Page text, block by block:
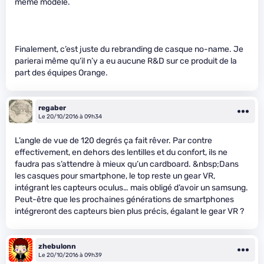
même modèle.
Finalement, c’est juste du rebranding de casque no-name. Je
parierai même qu’il n’y a eu aucune R&D sur ce produit de la
part des équipes Orange.
regaber
Le 20/10/2016 à 09h34
L’angle de vue de 120 degrés ça fait rêver. Par contre
effectivement, en dehors des lentilles et du confort, ils ne
faudra pas s’attendre à mieux qu’un cardboard. &nbsp;Dans
les casques pour smartphone, le top reste un gear VR,
intégrant les capteurs oculus… mais obligé d’avoir un samsung.
Peut-être que les prochaines générations de smartphones
intégreront des capteurs bien plus précis, égalant le gear VR ?
zhebulonn
Le 20/10/2016 à 09h39